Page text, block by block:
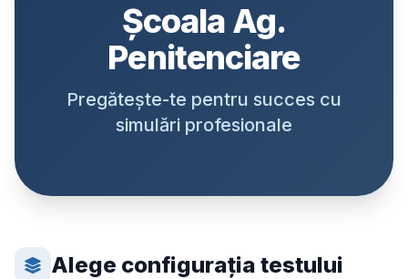
Școala Ag.
Penitenciare
Pregătește-te pentru succes cu
simulări profesionale
Alege configurația testului